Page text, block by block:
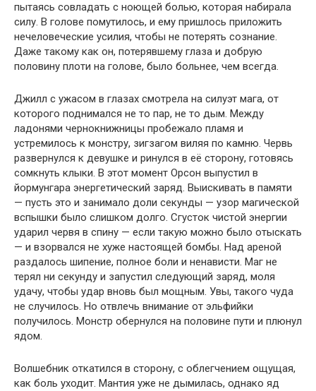
пытаясь совладать с ноющей болью, которая набирала
силу. В голове помутилось, и ему пришлось приложить
нечеловеческие усилия, чтобы не потерять сознание.
Даже такому как он, потерявшему глаза и добрую
половину плоти на голове, было больнее, чем всегда.
Джилл с ужасом в глазах смотрела на силуэт мага, от
которого поднимался не то пар, не то дым. Между
ладонями чернокнижницы пробежало пламя и
устремилось к монстру, зигзагом виляя по камню. Червь
развернулся к девушке и ринулся в её сторону, готовясь
сомкнуть клыки. В этот момент Орсон выпустил в
йормунгара энергетический заряд. Выискивать в памяти
— пусть это и занимало доли секунды — узор магической
вспышки было слишком долго. Сгусток чистой энергии
ударил червя в спину — если такую можно было отыскать
— и взорвался не хуже настоящей бомбы. Над ареной
раздалось шипение, полное боли и ненависти. Маг не
терял ни секунду и запустил следующий заряд, моля
удачу, чтобы удар вновь был мощным. Увы, такого чуда
не случилось. Но отвлечь внимание от эльфийки
получилось. Монстр обернулся на половине пути и плюнул
ядом.
Волшебник откатился в сторону, с облегчением ощущая,
как боль уходит. Мантия уже не дымилась, однако яд